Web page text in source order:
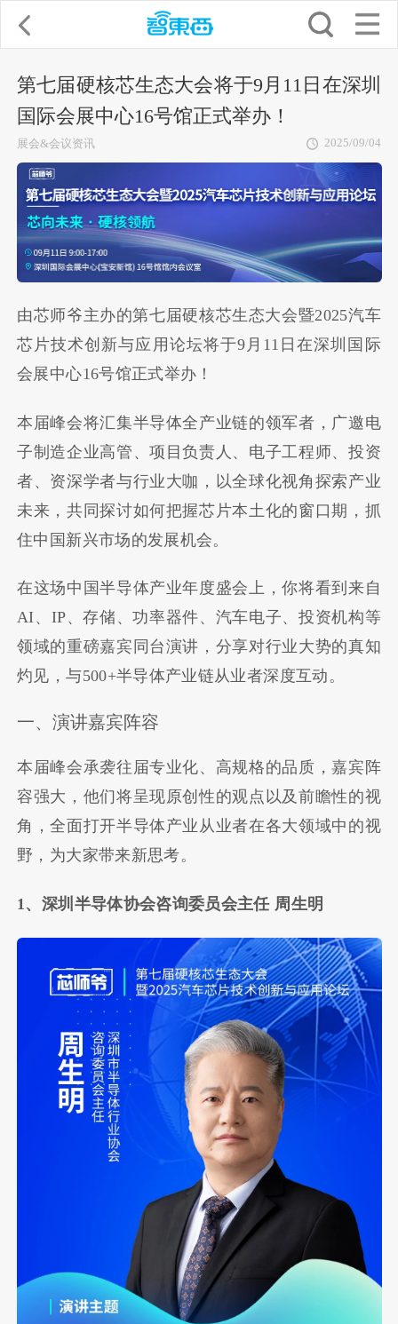
第七届硬核芯生态大会将于9月11日在深圳
国际会展中心16号馆正式举办！
展会&会议资讯 2025/09/04
由芯师爷主办的第七届硬核芯生态大会暨2025汽车
芯片技术创新与应用论坛将于9月11日在深圳国际
会展中心16号馆正式举办！
本届峰会将汇集半导体全产业链的领军者，广邀电
子制造企业高管、项目负责人、电子工程师、投资
者、资深学者与行业大咖，以全球化视角探索产业
未来，共同探讨如何把握芯⽚本⼟化的窗⼝期，抓
住中国新兴市场的发展机会。
在这场中国半导体产业年度盛会上，你将看到来自
AI、IP、存储、功率器件、汽车电子、投资机构等
领域的重磅嘉宾同台演讲，分享对行业大势的真知
灼见，与500+半导体产业链从业者深度互动。
一、演讲嘉宾阵容
本届峰会承袭往届专业化、高规格的品质，嘉宾阵
容强大，他们将呈现原创性的观点以及前瞻性的视
角，全面打开半导体产业从业者在各大领域中的视
野，为大家带来新思考。
1、深圳半导体协会咨询委员会主任 周生明